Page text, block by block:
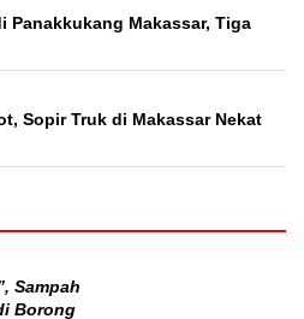
Panakkukang Makassar, Tiga
Sopir Truk di Makassar Nekat
Sampah
Borong